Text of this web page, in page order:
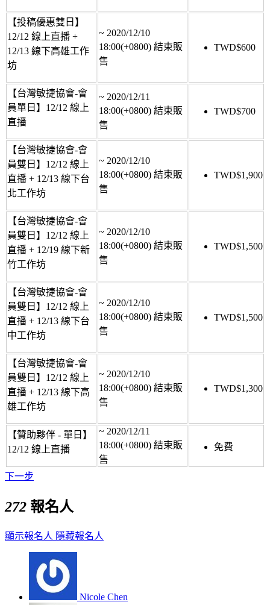
【投稿優惠雙日】
12/12 線上直播 +
12/13 線下高雄工作
坊
~ 2020/12/10
18:00(+0800) 結束販
售
TWD$600
【台灣敏捷協會-會
員單日】12/12 線上
直播
~ 2020/12/11
18:00(+0800) 結束販
售
TWD$700
【台灣敏捷協會-會
員雙日】12/12 線上
直播 + 12/13 線下台
北工作坊
~ 2020/12/10
18:00(+0800) 結束販
售
TWD$1,900
【台灣敏捷協會-會
員雙日】12/12 線上
直播 + 12/19 線下新
竹工作坊
~ 2020/12/10
18:00(+0800) 結束販
售
TWD$1,500
【台灣敏捷協會-會
員雙日】12/12 線上
直播 + 12/13 線下台
中工作坊
~ 2020/12/10
18:00(+0800) 結束販
售
TWD$1,500
【台灣敏捷協會-會
員雙日】12/12 線上
直播 + 12/13 線下高
雄工作坊
~ 2020/12/10
18:00(+0800) 結束販
售
TWD$1,300
【贊助夥伴 - 單日】
12/12 線上直播
~ 2020/12/11
18:00(+0800) 結束販
售
免費
下一步
272 報名人
顯示報名人 隱藏報名人
Nicole Chen